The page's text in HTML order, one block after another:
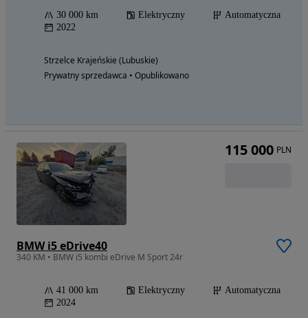
30 000 km Elektryczny
Automatyczna
2022
Strzelce Krajeńskie (Lubuskie)
Prywatny sprzedawca • Opublikowano
BMW i5 eDrive40
340 KM • BMW i5 kombi eDrive M Sport 24r
41 000 km Elektryczny
Automatyczna
2024
115 000 PLN